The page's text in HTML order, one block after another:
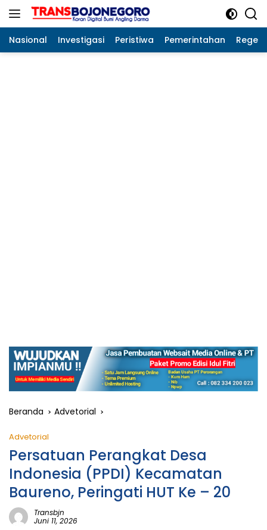
Langsung
Nasional Investigasi Peristiwa Pemerintahan
Beranda Advetorial
Advetorial
Persatuan Perangkat Desa
Indonesia (PPDI) Kecamatan
Baureno, Peringati HUT Ke – 20
Transbjn
Juni 11, 2026